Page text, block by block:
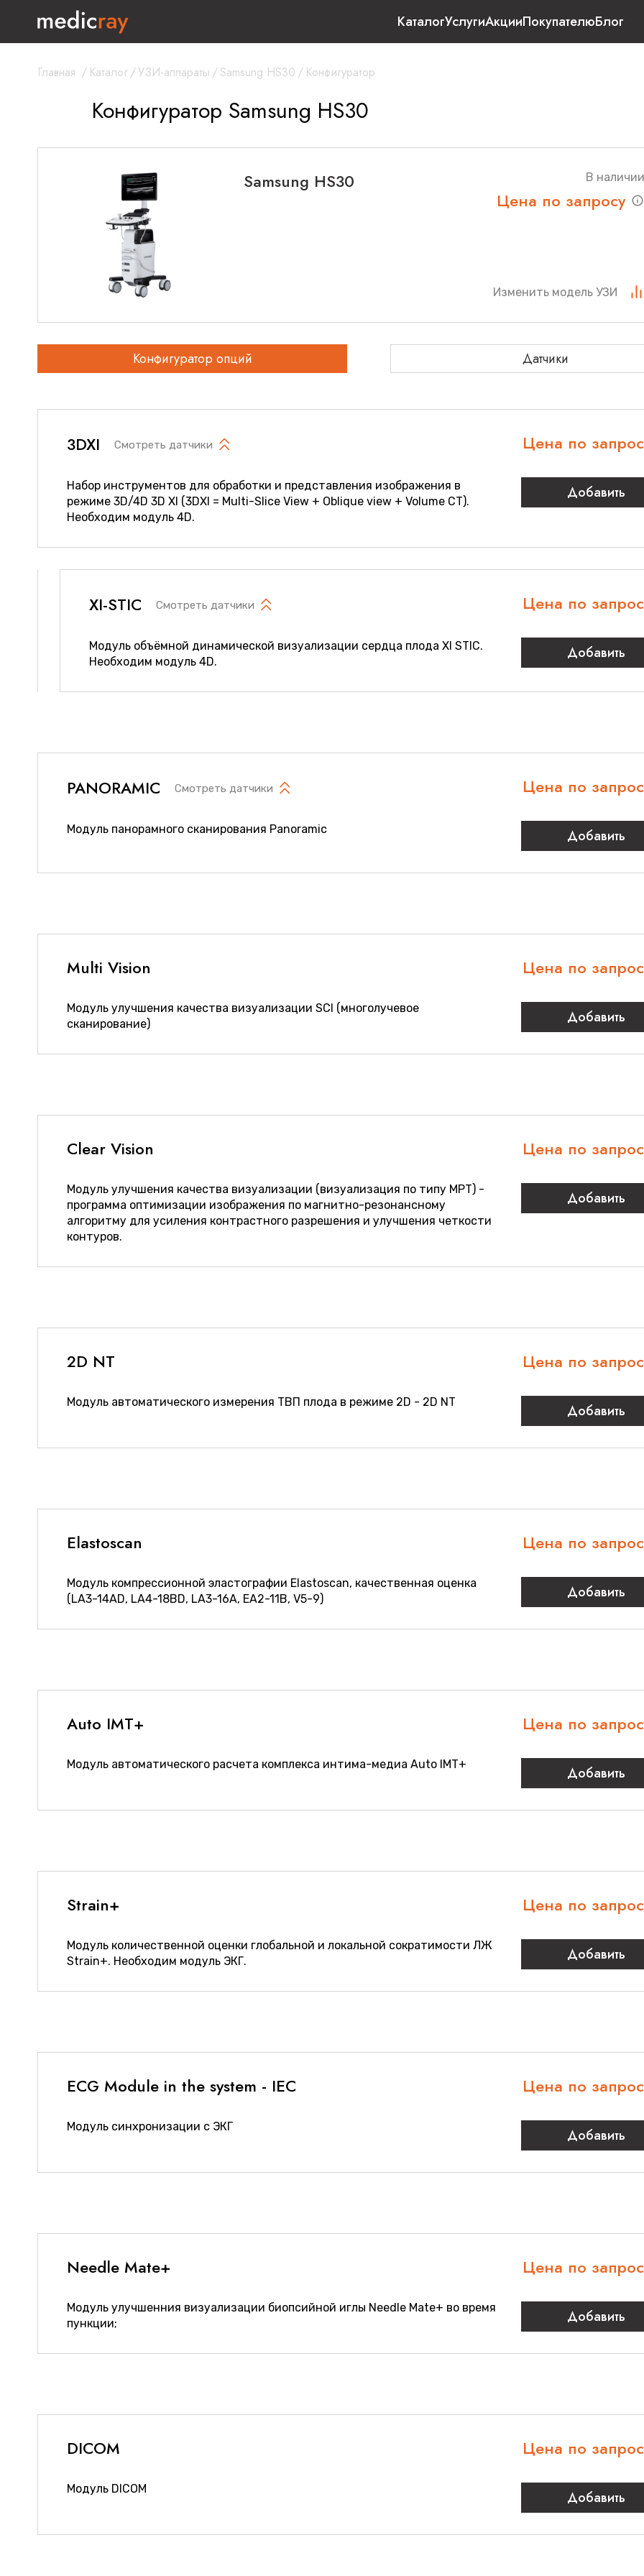
КаталогУслугиАкцииПокупателюБлог
Главная / Каталог/УЗИ-аппараты /Samsung HS30 / Конфигуратор
Конфигуратор Samsung HS30
Samsung HS30 В наличии
Цена по запросу
Изменить модель УЗИ
Конфигуратор опций Датчики
3DXI Смотреть датчики
Набор инструментов для обработки и представления изображения в
режиме 3D/4D 3D XI (3DXI = Multi-Slice View + Oblique view + Volume CT).
Необходим модуль 4D.
Цена по
Добавить
XI-STIC Смотреть датчики
Модуль объёмной динамической визуализации сердца плода XI STIC.
Необходим модуль 4D.
Цена по
Добавить
PANORAMIC Смотреть датчики
Модуль панорамного сканирования Panoramic
Цена по
Добавить
Multi Vision
Модуль улучшения качества визуализации SCI (многолучевое
сканирование)
Цена по
Добавить
Сlear Vision
Модуль улучшения качества визуализации (визуализация по типу МРТ) -
программа оптимизации изображения по магнитно-резонансному
алгоритму для усиления контрастного разрешения и улучшения четкости
контуров.
Цена по
Добавить
2D NT
Модуль автоматического измерения ТВП плода в режиме 2D - 2D NT
Цена по
Добавить
Elastoscan
Модуль компрессионной эластографии Elastoscan, качественная оценка
(LA3-14AD, LA4-18BD, LA3-16A, EA2-11B, V5-9)
Цена по
Добавить
Auto IMT+
Модуль автоматического расчета комплекса интима-медиа Auto IMT+
Цена по
Добавить
Strain+
Модуль количественной оценки глобальной и локальной сократимости ЛЖ
Strain+. Необходим модуль ЭКГ.
Цена по
Добавить
ECG Module in the system - IEC
Модуль синхронизации с ЭКГ
Цена по
Добавить
Needle Mate+
Модуль улучшенния визуализации биопсийной иглы Needle Mate+ во время
пункции;
Цена по
Добавить
DICOM
Модуль DICOM
Цена по
Добавить